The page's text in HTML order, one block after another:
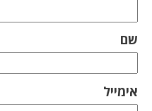
שם
אימייל